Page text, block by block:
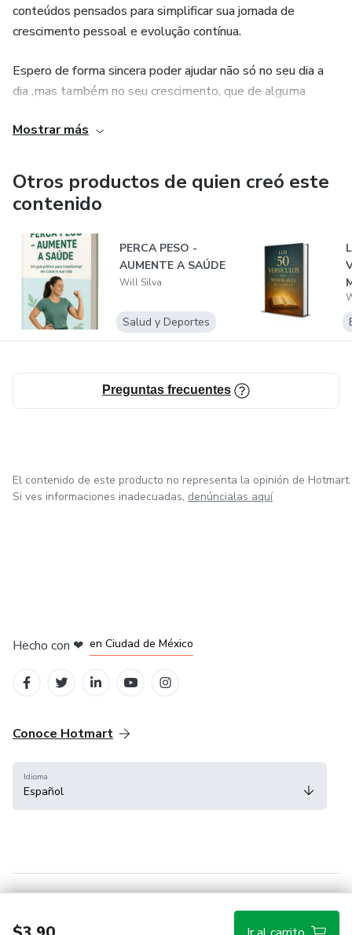
conteúdos pensados para simplificar sua jornada de
crescimento pessoal e evolução contínua.
Espero de forma sincera poder ajudar não só no seu dia a
dia ,mas também no seu crescimento, que de alguma
Mostrar más
Otros productos de quien creó este
contenido
PERCA PESO -
AUMENTE A SAÚDE
Will Silva
Salud y Deportes
Preguntas frecuentes
El contenido de este producto no representa la opinión de Hotmart.
Si ves informaciones inadecuadas, denúncialas aquí
Hecho con ❤ en Ciudad de México
Conoce Hotmart
Idioma
Español